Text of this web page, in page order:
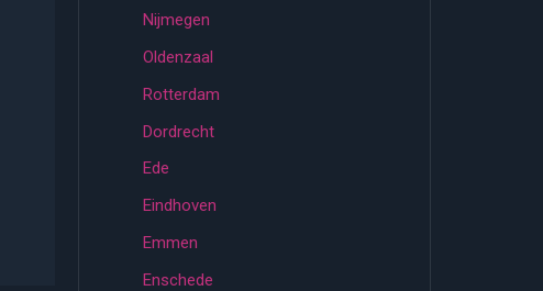
Nijmegen
Oldenzaal
Rotterdam
Dordrecht
Ede
Eindhoven
Emmen
Enschede